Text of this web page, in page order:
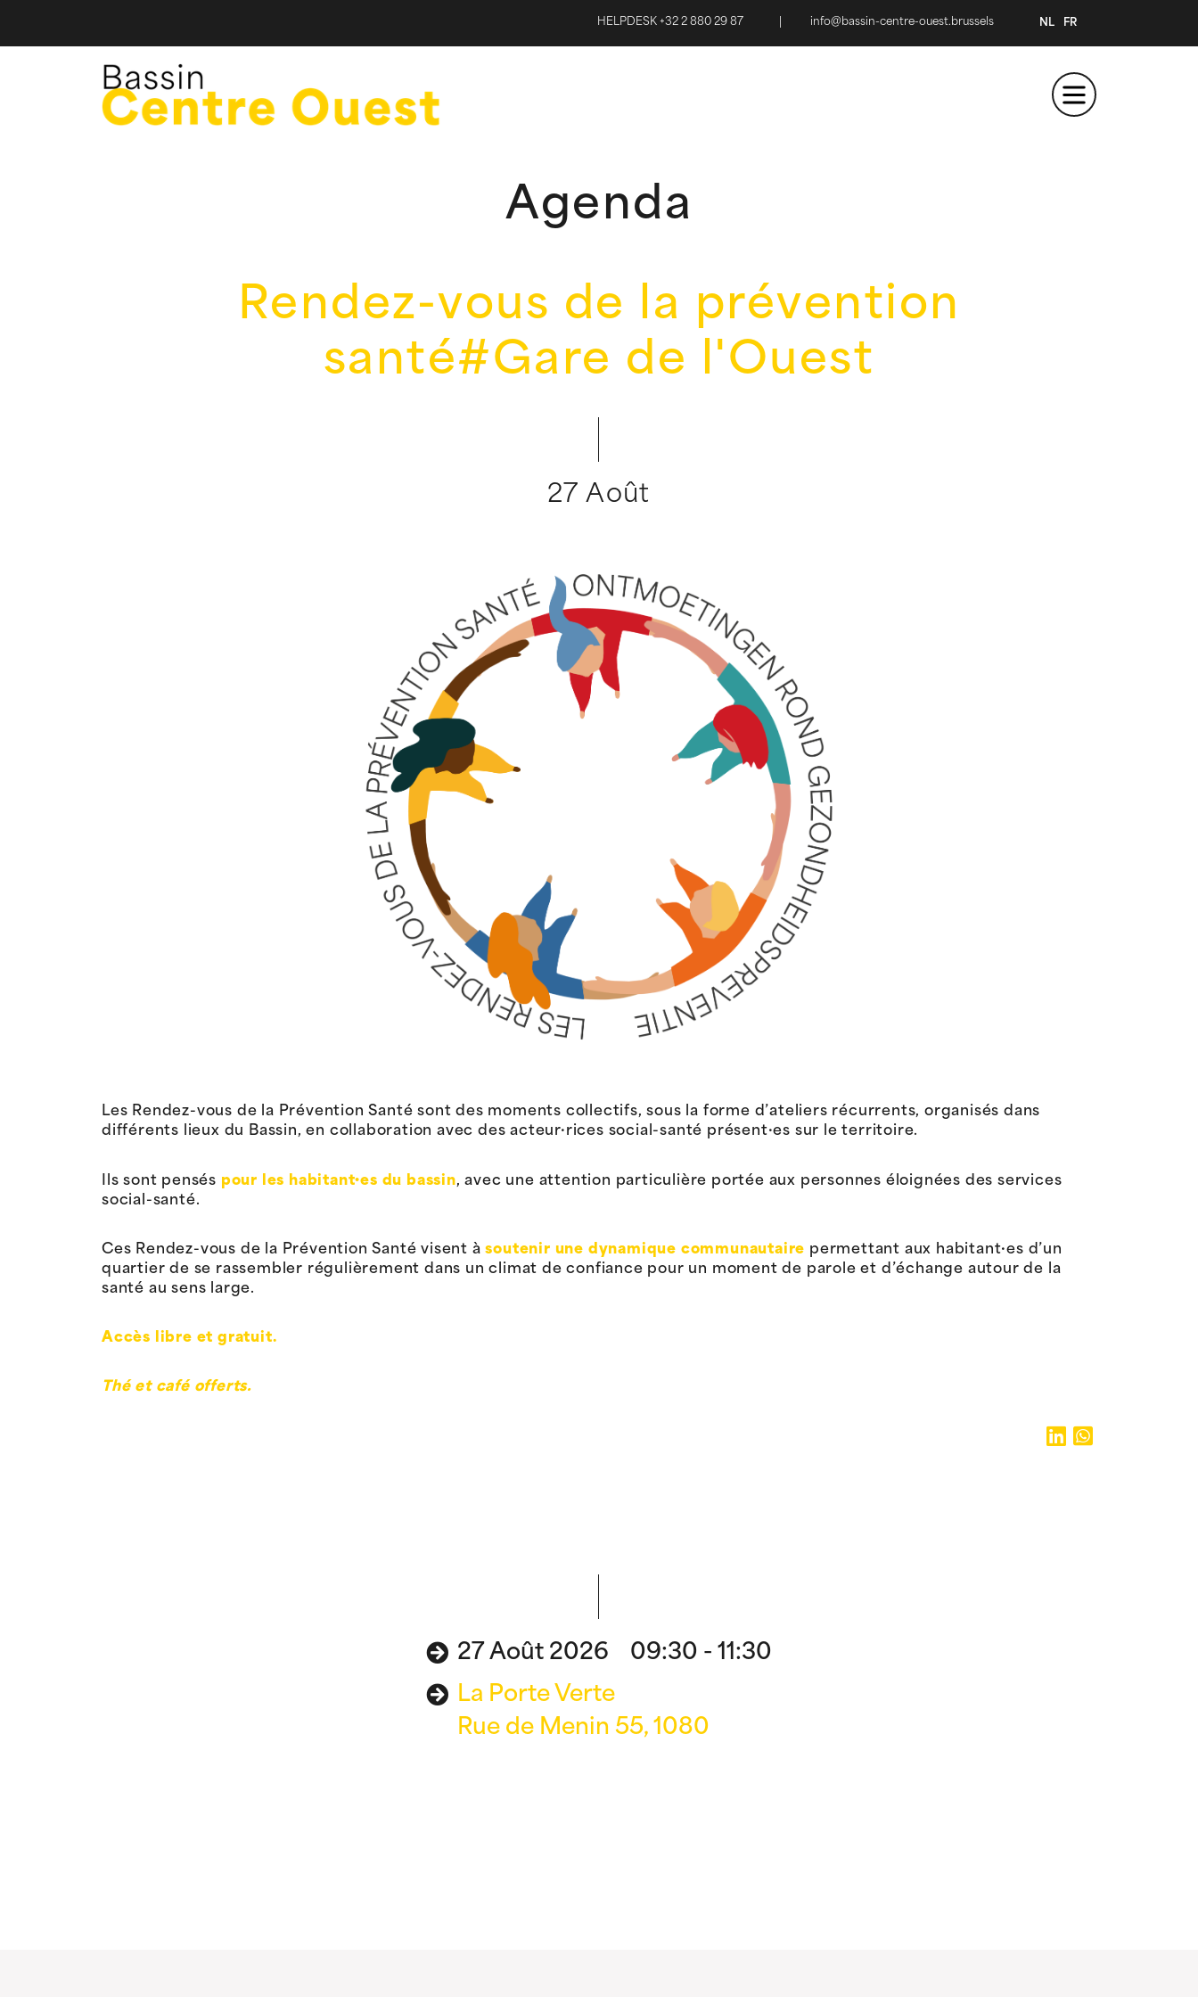
HELPDESK +32 2 880 29 87 info@bassin-centre-ouest.brussels NL FR
Agenda
Rendez-vous de la prévention
santé#Gare de l'Ouest
27 Août
Les Rendez-vous de la Prévention Santé sont des moments collectifs, sous la forme d’ateliers récurrents, organisés dans
différents lieux du Bassin, en collaboration avec des acteur·rices social-santé présent·es sur le territoire.
Ils sont pensés pour les habitant·es du bassin, avec une attention particulière portée aux personnes éloignées des services
social-santé.
Ces Rendez-vous de la Prévention Santé visent àsoutenir une dynamique communautaire permettant aux habitant·es d’un
quartier de se rassembler régulièrement dans un climat de confiance pour un moment de parole et d’échange autour de la
santé au sens large.
Accès libre et gratuit.
Thé et café offerts.
27 Août 2026 09:30 - 11:30
La Porte Verte
Rue de Menin 55, 1080